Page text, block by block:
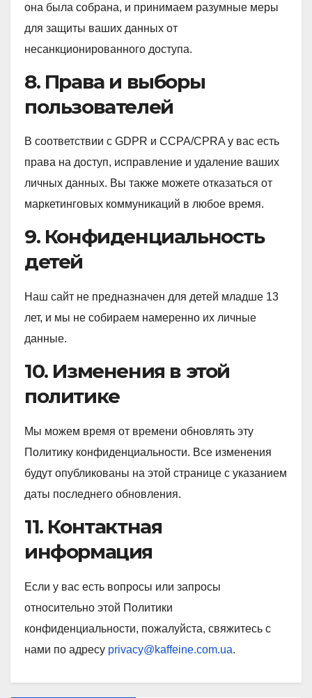
она была собрана, и принимаем разумные меры
для защиты ваших данных от
несанкционированного доступа.
8. Права и выборы
пользователей
В соответствии с GDPR и CCPA/CPRA у вас есть
права на доступ, исправление и удаление ваших
личных данных. Вы также можете отказаться от
маркетинговых коммуникаций в любое время.
9. Конфиденциальность
детей
Наш сайт не предназначен для детей младше 13
лет, и мы не собираем намеренно их личные
данные.
10. Изменения в этой
политике
Мы можем время от времени обновлять эту
Политику конфиденциальности. Все изменения
будут опубликованы на этой странице с указанием
даты последнего обновления.
11. Контактная
информация
Если у вас есть вопросы или запросы
относительно этой Политики
конфиденциальности, пожалуйста, свяжитесь с
нами по адресу privacy@kaffeine.com.ua.